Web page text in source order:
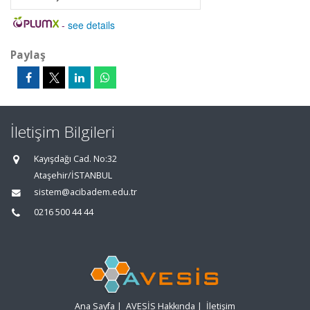
- see details
Paylaş
İletişim Bilgileri
Kayışdağı Cad. No:32
Ataşehir/İSTANBUL
sistem@acibadem.edu.tr
0216 500 44 44
Ana Sayfa | AVESİS Hakkında | İletişim